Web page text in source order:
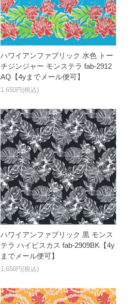
ハワイアンファブリック 水色 トー
チジンジャー モンステラ fab-2912
AQ【4yまでメール便可】
1,650円(税込)
ハワイアンファブリック 黒 モンス
テラ ハイビスカス fab-2909BK【4y
までメール便可】
1,650円(税込)